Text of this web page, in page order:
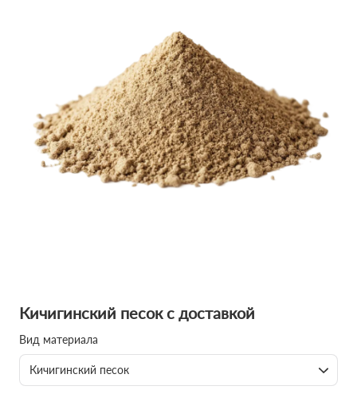
Кичигинский песок с доставкой
Вид материала
Кичигинский песок